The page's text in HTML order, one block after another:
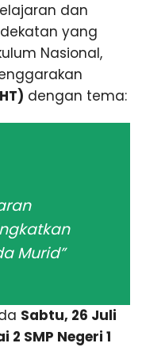
dan
yang
Nasional,
dengan tema:
Murid”
Sabtu, 26 Juli
SMP Negeri 1